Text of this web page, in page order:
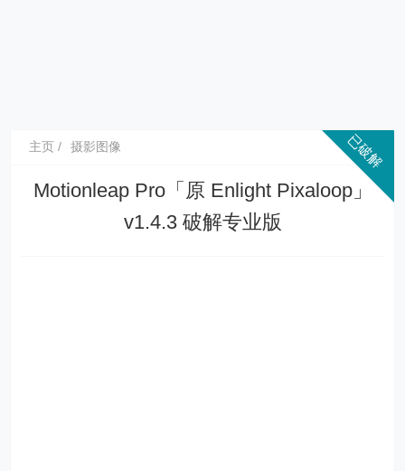
主页 摄影图像
Motionleap Pro「原 Enlight Pixaloop」
v1.4.3 破解专业版